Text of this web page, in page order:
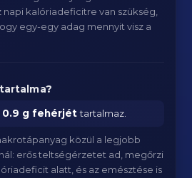
kalóriadeficitre van szükség,
egy-egy adag mennyit visz a
0.9 g fehérjéttartalmaz.
közül a legjobb
erős teltségérzetet ad, megőrzi
alatt, és az emésztése is